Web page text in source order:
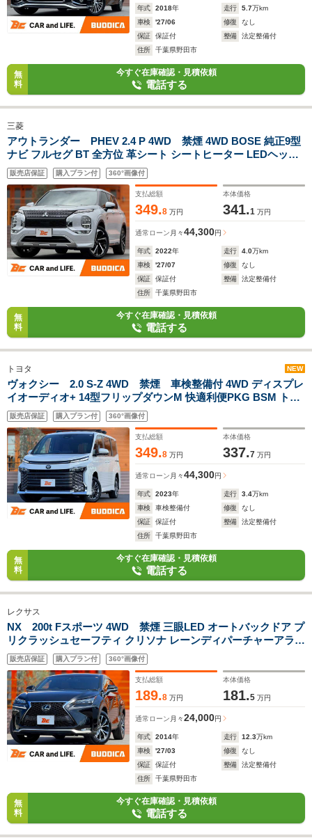
年式 2018年 走行 5.7万km
車検
'27/06 修復
なし
保証
保証付 整備
法定整備付
住所
千葉県野田市
無
料
今すぐ在庫確認・見積依頼
電話する
三菱
アウトランダー PHEV 2.4 P 4WD 禁煙 4WD BOSE 純正9型
ナビ フルセグ BT 全方位 革シート シートヒーター LEDヘッド
BSM ETC Dインナーミラー パドルシフト ドラレコ ブレーキホ
ールド クリソナ 純正20インチAW
販売店保証 購入プラン付 360°画像付
支払総額
349.8 万円
本体価格
341.1 万円
通常ローン 月々44,300円
年式 2022年 走行 4.0万km
車検
'27/07 修復
なし
保証
保証付 整備
法定整備付
住所
千葉県野田市
無
料
今すぐ在庫確認・見積依頼
電話する
トヨタ NEW
ヴォクシー 2.0 S-Z 4WD 禁煙 車検整備付 4WD ディスプレ
イオーディオ+ 14型フリップダウンM 快適利便PKG BSM トヨ
タチームメイト プロジェクター式ヘッド Dインナーミラー 革巻
きステア フルセグ BT Aライト Aハイビーム 純正16AW
販売店保証 購入プラン付 360°画像付
支払総額
349.8 万円
本体価格
337.7 万円
通常ローン 月々44,300円
年式 2023年 走行 3.4万km
車検
車検整備付 修復
なし
保証
保証付 整備
法定整備付
住所
千葉県野田市
無
料
今すぐ在庫確認・見積依頼
電話する
レクサス
NX 200t Fスポーツ 4WD 禁煙 三眼LED オートバックドア プ
リクラッシュセーフティ クリソナ レーンディパーチャーアラー
ト 純正ナビ フルセグ BT Bカメラ シートヒーター/ベンチレー
ション ステアヒーター 横滑り防止 純正18インチAW
販売店保証 購入プラン付 360°画像付
支払総額
189.8 万円
本体価格
181.5 万円
通常ローン 月々24,000円
年式 2014年 走行 12.3万km
車検
'27/03 修復
なし
保証
保証付 整備
法定整備付
住所
千葉県野田市
無
料
今すぐ在庫確認・見積依頼
電話する